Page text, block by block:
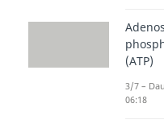
Durch die
des
(ATP)
3/7 –
06:18